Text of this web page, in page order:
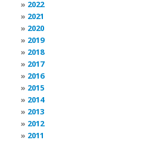
2022
2021
2020
2019
2018
2017
2016
2015
2014
2013
2012
2011